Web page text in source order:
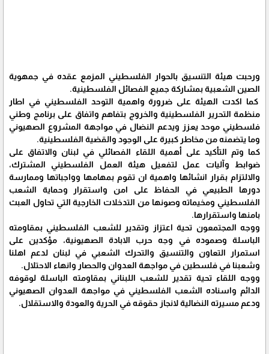
ورحبت هيئة التنسيق بالحوار الفلسطيني المزمع عقده في جمهوية
الصين الشعبية بمشاركة جميع الفصائل الفلسطينية.
كما اكدت الهيئة على ضرورة واهمية التوحد الفلسطيني في اطار
منظمة التحرير الفلسطينية والخروج بتفاهم واتفاق على برنامج وطني
فلسطيني موحد يعزز ويدعم النضال في مواجهة المشروع الصهيوني
وما يتضمنه من مخاطر كبيرة على الوجود والقضية الفلسطينية.
كما وتم التأكيد على أهمية اللقاء الفصائلي في لبنان والاتفاق على
ضوابط وآليات عمل لتفعيل هيئة العمل الفلسطيني المشترك،
والالتزام بقرار انشائها واهمية ان تقوم بمهامها وواجباتها وممارسة
دورها الطبيعي في الحفاظ على امن واستقرار وحماية الشعب
الفلسطيني ومخيماته وصونها من التدخلات الخارجية التي تحاول العبث
بامنها واستقرارها.
ووجه المجتمعون تحية اعتزاز وتقدير للشعب الفلسطيني بمقاومته
الباسلة وصموده في وجه حرب الابادة الصهيونية، مؤكدين على
استمرار التعاون والتنسيق والتحرك الشعبي في لبنان لدعم اهلنا
وشعبنا في فلسطين في مواجهة العدوان والحصار وانهاء الاحتلال.
ووجه اللقاء تحية تقدير للشعب اللبناني بمقاومته الباسلة لوقوفه
الدائم واسناده الشعب الفلسطيني في مواجهة العدوان الصهيوني
ودعم مسيرته النضالية لانجاز حقوقه في الحرية والعودة والاستقلال.